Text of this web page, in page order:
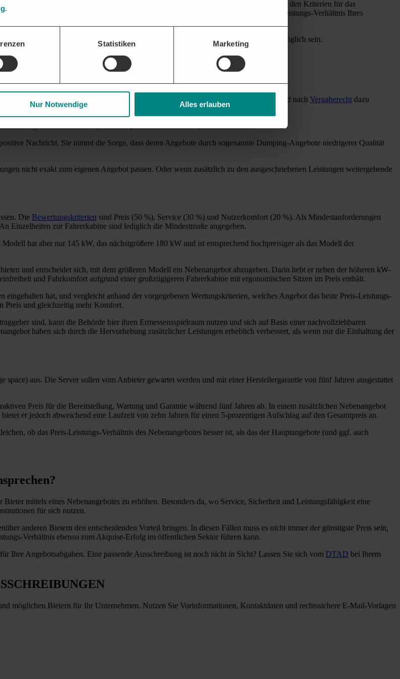
.
Statistiken Marketing
Nur Notwendige Alles erlauben
hält und machen Sie die Stellen deutlich, an denen Ihr Nebenangebot von den Kriterien für das
So kann die Vergabestelle problemlos aktenkundig machen, weshalb das Preis-Leistungs-Verhältnis Ihres
von Nachprüfungsverfahren war, sollten Ihre Formulierung so eindeutig und klar wie möglich sein.
erfüllen?
Mindestanforderungen des Auftraggebers zu umgehen. Denn die Vergabestellen sind nach Vergaberecht dazu
von Haupt- und Nebenangebot.
den geforderten Leistung zu niedrigeren Preisen einbringen.
Nachricht. Sie nimmt die Sorge, dass deren Angebote durch sogenannte Dumping-Angebote niedrigerer Qualität
nicht exakt zum eigenen Angebot passen. Oder wenn zusätzlich zu den ausgeschriebenen Leistungen weitergehende
Die Bewertungskriterien sind Preis (50 %), Service (30 %) und Nutzerkomfort (20 %). Als Mindestanforderungen
Einzelheiten zur Fahrerkabine sind lediglich die Mindestmaße angegeben.
hat aber nur 145 kW, das nächstgrößere 180 kW und ist entsprechend hochpreisiger als das Modell der
und entscheidet sich, mit dem größeren Modell ein Nebenangebot abzugeben. Darin hebt er neben der höheren kW-
und Fahrkomfort aufgrund einer großzügigeren Fahrerkabine mit ergonomischen Sitzen im Preis enthält.
hat, und vergleicht anhand der vorgegebenen Wertungskriterien, welches Angebot das beste Preis-Leistungs-
Preis und gleichzeitig mehr Komfort.
sind, kann die Behörde hier ihren Ermessensspielraum nutzen und sich auf Basis einer nachvollziehbaren
haben sich durch die Hervorhebung zusätzlicher Leistungen erheblich verbessert, als wenn nur die Einhaltung der
space) aus. Die Server sollen vom Anbieter gewartet werden und mit einer Herstellergarantie von fünf Jahren ausgestattet
Preis für die Bereitstellung, Wartung und Garantie während fünf Jahren ab. In einem zusätzlichen Nebenangebot
er jedoch abweichend eine Laufzeit von zehn Jahren für einen 5-prozentigen Aufschlag auf den Gesamtpreis an.
ob das Preis-Leistungs-Verhältnis des Nebenangebotes besser ist, als das der Hauptangebote (und ggf. auch
mittels eines Nebenangebotes zu erhöhen. Besonders da, wo Service, Sicherheit und Leistungsfähigkeit eine
für sich nutzen.
anderen Bietern den entscheidenden Vorteil bringen. In diesen Fällen muss es nicht immer der günstigste Preis sein,
Verhältnis ebenso zum Akquise-Erfolg im öffentlichen Sektor führen kann.
Ihre Angebotsabgaben. Eine passende Ausschreibung ist noch nicht in Sicht? Lassen Sie sich vom DTAD bei Ihrem
möglichen Bietern für Ihr Unternehmen. Nutzen Sie Vorinformationen, Kontaktdaten und rechtssichere E-Mail-Vorlagen